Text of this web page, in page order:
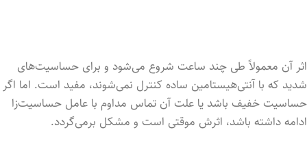
اثر آن معمولاً طی چند ساعت شروع می‌شود و برای حساسیت‌های
شدید که با آنتی‌هیستامین ساده کنترل نمی‌شوند، مفید است. اما اگر
حساسیت خفیف باشد یا علت آن تماس مداوم با عامل حساسیت‌زا
ادامه داشته باشد، اثرش موقتی است و مشکل برمی‌گردد.